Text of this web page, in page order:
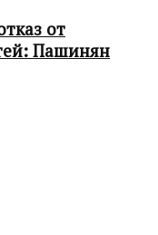
от
Пашинян